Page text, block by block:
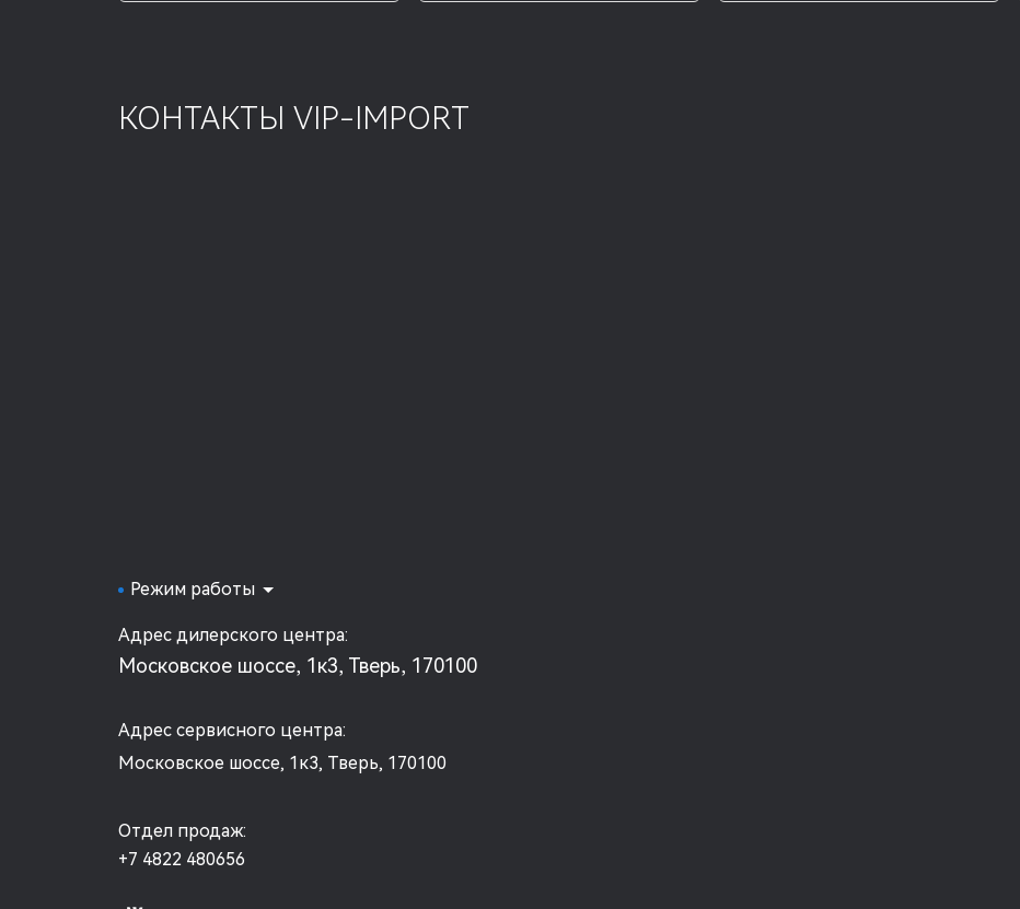
КОНТАКТЫ VIP-IMPORT
Режим работы
Адрес дилерского центра:
Московское шоссе, 1к3, Тверь, 170100
Адрес сервисного центра:
Московское шоссе, 1к3, Тверь, 170100
Отдел продаж:
+7 4822 480656